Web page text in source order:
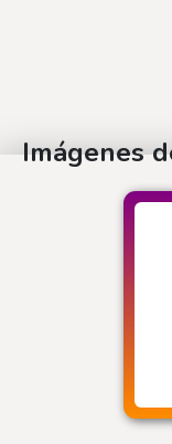
Imágenes